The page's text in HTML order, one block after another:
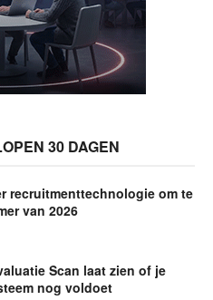
30 DAGEN
recruitmenttechnologie om te
van 2026
Scan laat zien of je
nog voldoet